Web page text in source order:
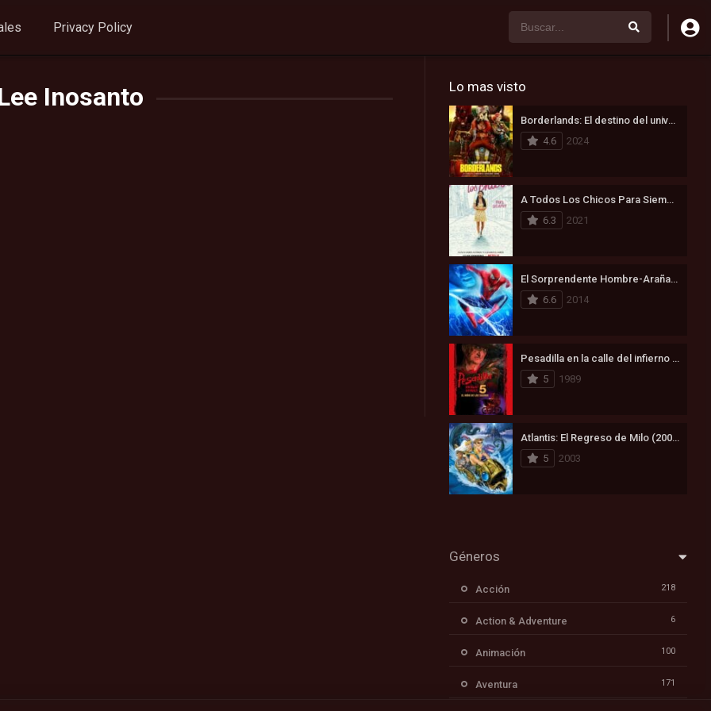
Privacy Policy
Inosanto Lo mas visto
Borderlands: El destino del universo está en juego (2024)
4.6
2024
A Todos Los Chicos Para Siempre (2021)
6.3
2021
El Sorprendente Hombre-Araña 2: La Amenaza de Electro (2014)
6.6
2014
Pesadilla en la calle del infierno 5: Ha nacido el hijo de Freddy (1989)
5
1989
Atlantis: El Regreso de Milo (2003)
5
2003
Géneros
Acción 218
Action & Adventure 6
Animación 100
Aventura 171